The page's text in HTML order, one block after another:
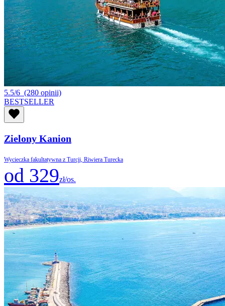
5.5/6 (280 opinii)
BESTSELLER
Zielony Kanion
Wycieczka fakultatywna z Turcji, Riwiera Turecka
od 329zł/os.